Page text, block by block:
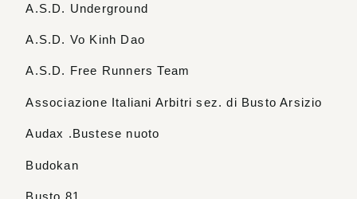
A.S.D. Underground
A.S.D. Vo Kinh Dao
A.S.D. Free Runners Team
Associazione Italiani Arbitri sez. di Busto Arsizio
Audax .Bustese nuoto
Budokan
Busto 81